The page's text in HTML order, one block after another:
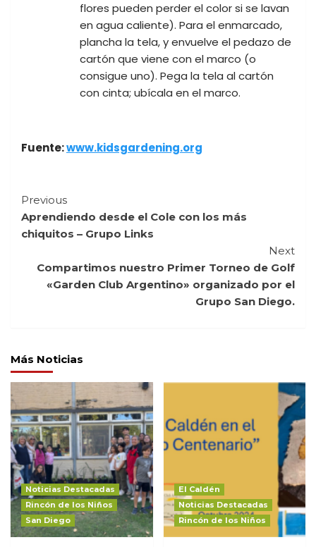
flores pueden perder el color si se lavan
en agua caliente). Para el enmarcado,
plancha la tela, y envuelve el pedazo de
cartón que viene con el marco (o
consigue uno). Pega la tela al cartón
con cinta; ubícala en el marco.
Fuente:www.kidsgardening.org
Continue
Reading
Previous
Aprendiendo desde el Cole con los más
chiquitos – Grupo Links
Next
Compartimos nuestro Primer Torneo de Golf
«Garden Club Argentino» organizado por el
Grupo San Diego.
Más Noticias
Noticias Destacadas
Rincón de los Niños
San Diego
El Caldén
Noticias Destacadas
Rincón de los Niños